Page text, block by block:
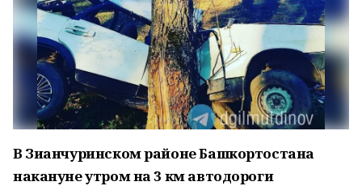
В Зианчуринском районе Башкортостана
накануне утром на 3 км автодороги